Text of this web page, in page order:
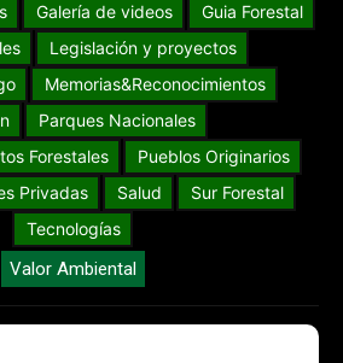
Galería de videos
Guia Forestal
Legislación y proyectos
Memorias&Reconocimientos
Parques Nacionales
Forestales
Pueblos Originarios
Privadas
Salud
Sur Forestal
Tecnologías
Valor Ambiental